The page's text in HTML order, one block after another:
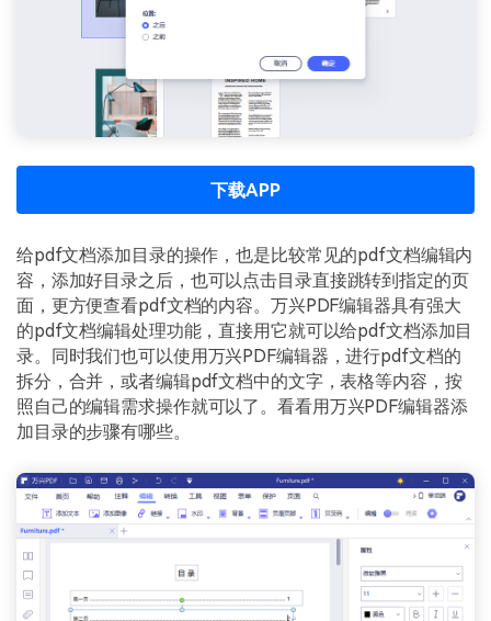
下载APP
给pdf文档添加目录的操作，也是比较常见的pdf文档编辑内
容，添加好目录之后，也可以点击目录直接跳转到指定的页
面，更方便查看pdf文档的内容。万兴PDF编辑器具有强大
的pdf文档编辑处理功能，直接用它就可以给pdf文档添加目
录。同时我们也可以使用万兴PDF编辑器，进行pdf文档的
拆分，合并，或者编辑pdf文档中的文字，表格等内容，按
照自己的编辑需求操作就可以了。看看用万兴PDF编辑器添
加目录的步骤有哪些。